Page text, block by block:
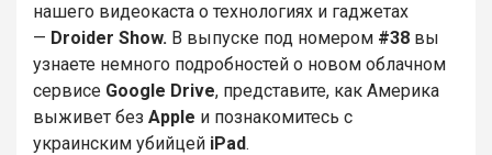
нашего видеокаста о технологиях и гаджетах
— Droider Show. В выпуске под номером #38 вы
узнаете немного подробностей о новом облачном
сервисе Google Drive, представите, как Америка
выживет без Apple и познакомитесь с
украинским убийцей iPad.